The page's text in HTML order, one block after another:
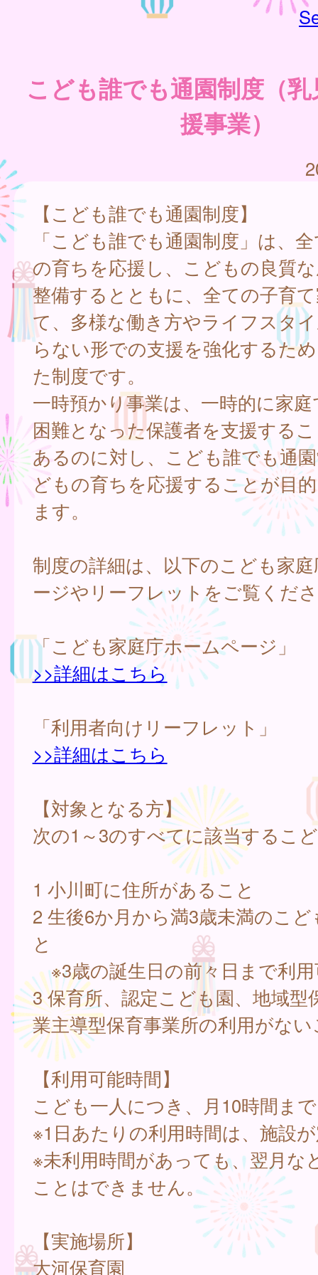
こども誰でも通園制度（
援事業）
【こども誰でも通園制度】
「こども誰でも通園制度」は、
の育ちを応援し、こどもの良質
整備するとともに、全ての子育
て、多様な働き方やライフスタ
らない形での支援を強化するた
た制度です。
一時預かり事業は、一時的に家
困難となった保護者を支援する
あるのに対し、こども誰でも通
どもの育ちを応援することが目
ます。
制度の詳細は、以下のこども家
ージやリーフレットをご覧くだ
「こども家庭庁ホームページ」
>>詳細はこちら
「利用者向けリーフレット」
>>詳細はこちら
【対象となる方】
次の1～3のすべてに該当するこ
1 小川町に住所があること
2 生後6か月から満3歳未満のこ
と
※3歳の誕生日の前々日まで利用
3 保育所、認定こども園、地域型
業主導型保育事業所の利用がな
【利用可能時間】
こども一人につき、月10時間まで
※1日あたりの利用時間は、施設
※未利用時間があっても、翌月な
ことはできません。
【実施場所】
大河保育園